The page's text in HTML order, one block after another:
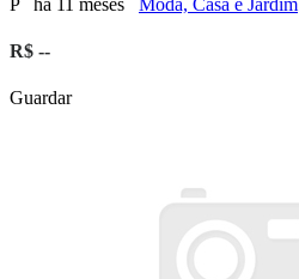
P há 11 meses Moda, Casa e Jardim
R$ --
Guardar